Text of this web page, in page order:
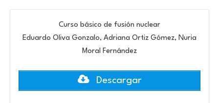
Curso básico de fusión nuclear
Eduardo Oliva Gonzalo, Adriana Ortiz Gómez, Nuria
Moral Fernández
Descargar